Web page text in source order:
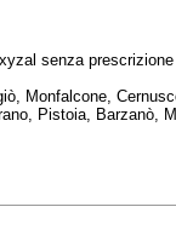
senza prescrizione
Monfalcone,
Pistoia,